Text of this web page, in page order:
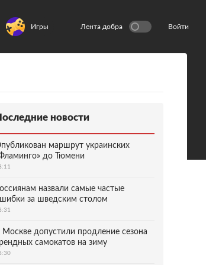
Игры Лента добра Войти
новости
маршрут украинских
до Тюмени
назвали самые частые
за шведским столом
Москве допустили продление сезона
самокатов на зиму